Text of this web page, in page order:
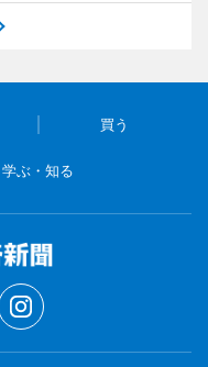
買う
学ぶ・知る